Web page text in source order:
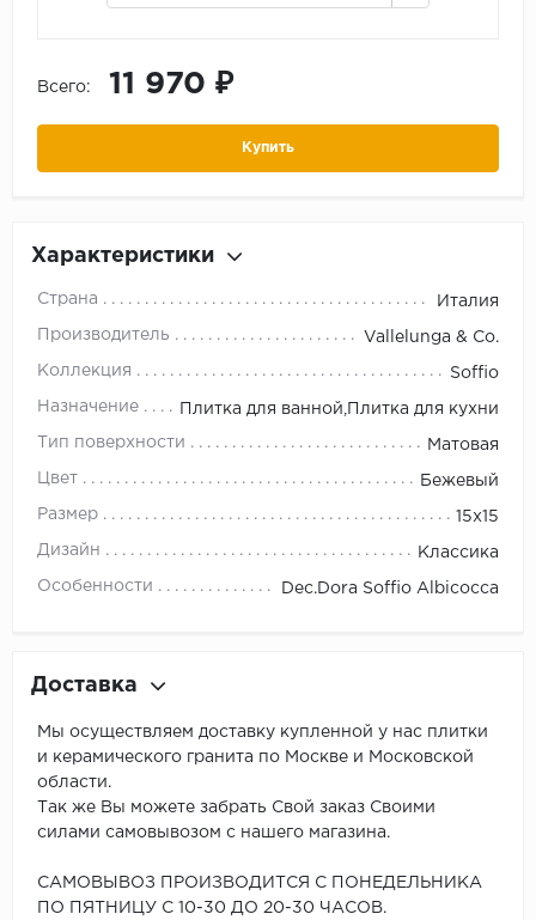
Всего: 11 970 ₽
Купить
Характеристики
Страна Италия
Производитель Vallelunga & Co.
Коллекция Soffio
Назначение Плитка для ванной,Плитка для кухни
Тип поверхности Матовая
Цвет Бежевый
Размер 15x15
Дизайн Классика
Особенности Dec.Dora Soffio Albicocca
Доставка
Мы осуществляем доставку купленной у нас плитки
и керамического гранита по Москве и Московской
области.
Так же Вы можете забрать Свой заказ Своими
силами самовывозом с нашего магазина.
САМОВЫВОЗ ПРОИЗВОДИТСЯ С ПОНЕДЕЛЬНИКА
ПО ПЯТНИЦУ С 10-30 ДО 20-30 ЧАСОВ.